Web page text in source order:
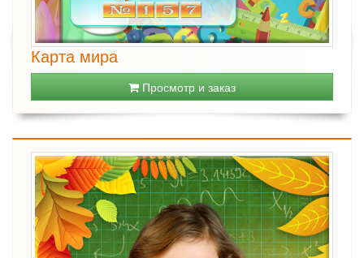
Карта мира
Просмотр и заказ